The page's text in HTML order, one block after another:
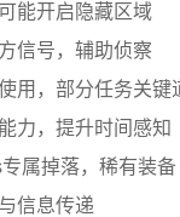
能开启隐藏区域
信号，辅助侦察
用，部分任务关键
力，提升时间感知
属掉落，稀有装备
信息传递